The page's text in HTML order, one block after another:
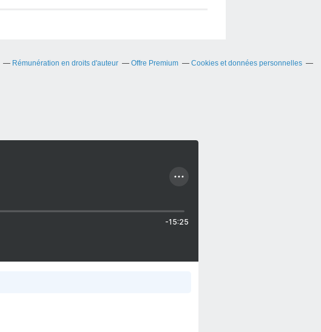
Rémunération en droits d'auteur Offre Premium
Cookies et données personnelles
-15:25